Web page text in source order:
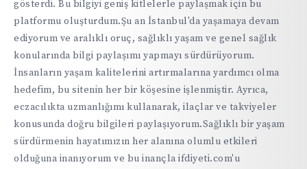
gösterdi. Bu bilgiyi geniş kitlelerle paylaşmak için bu
platformu oluşturdum.Şu an İstanbul'da yaşamaya devam
ediyorum ve aralıklı oruç, sağlıklı yaşam ve genel sağlık
konularında bilgi paylaşımı yapmayı sürdürüyorum.
İnsanların yaşam kalitelerini artırmalarına yardımcı olma
hedefim, bu sitenin her bir köşesine işlenmiştir. Ayrıca,
eczacılıkta uzmanlığımı kullanarak, ilaçlar ve takviyeler
konusunda doğru bilgileri paylaşıyorum.Sağlıklı bir yaşam
sürdürmenin hayatımızın her alanına olumlu etkileri
olduğuna inanıyorum ve bu inançla ifdiyeti.com'u